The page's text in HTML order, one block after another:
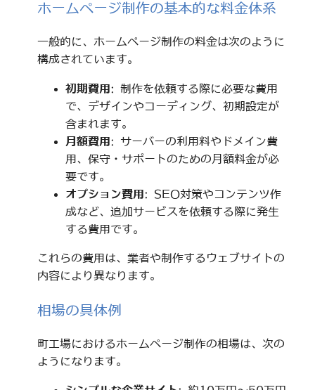
ホームページ制作の基本的な料金体系
一般的に、ホームページ制作の料金は次のように
構成されています。
初期費用: 制作を依頼する際に必要な費用
で、デザインやコーディング、初期設定が
含まれます。
月額費用: サーバーの利用料やドメイン費
用、保守・サポートのための月額料金が必
要です。
オプション費用: SEO対策やコンテンツ作
成など、追加サービスを依頼する際に発生
する費用です。
これらの費用は、業者や制作するウェブサイトの
内容により異なります。
相場の具体例
町工場におけるホームページ制作の相場は、次の
ようになります。